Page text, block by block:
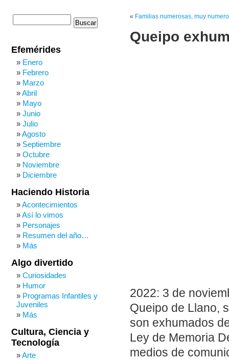
« Familias numerosas, muy
Queipo
2022: 3 de
Queipo de Llano,
son exhumados
Ley de Memoria
medios de
Efemérides
Enero
Febrero
Marzo
Abril
Mayo
Junio
Julio
Agosto
Septiembre
Octubre
Noviembre
Diciembre
Haciendo Historia
Acontecimientos
Así lo vimos
Personajes
Resumen del año…
Más
Algo divertido
Curiosidades
Humor
Programas Infantiles y
Juveniles
Más
Cultura, Ciencia y
Tecnología
Arte